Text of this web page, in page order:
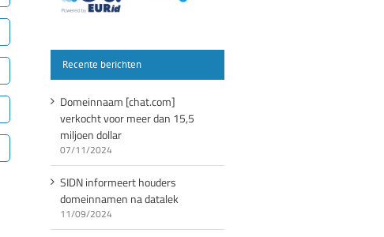
Recente berichten
Domeinnaam [chat.com]
verkocht voor meer dan 15,5
miljoen dollar
07/11/2024
SIDN informeert houders
domeinnamen na datalek
11/09/2024